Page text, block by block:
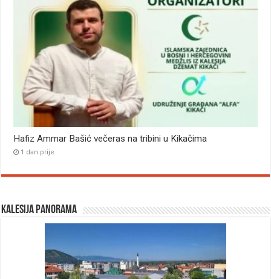
Hafiz Ammar Bašić večeras na tribini u Kikačima
1 dan prije
Kalesija panorama